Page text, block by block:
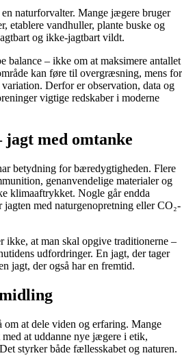
naturforvalter. Mange jægere bruger
etablere vandhuller, plante buske og
og ikke-jagtbart vildt.
balance – ikke om at maksimere antallet
kan føre til overgræsning, mens for
Derfor er observation, data og
vigtige redskaber i moderne
med omtanke
betydning for bæredygtigheden. Flere
genanvendelige materialer og
klimaaftrykket. Nogle går endda
med naturgenopretning eller CO₂-
at man skal opgive traditionerne –
udfordringer. En jagt, der tager
jagt, der også har en fremtid.
at dele viden og erfaring. Mange
at uddanne nye jægere i etik,
styrker både fællesskabet og naturen.